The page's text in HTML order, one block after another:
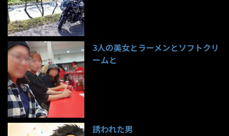
3人の美女とラーメンとソフトクリ
ームと
誘われた男